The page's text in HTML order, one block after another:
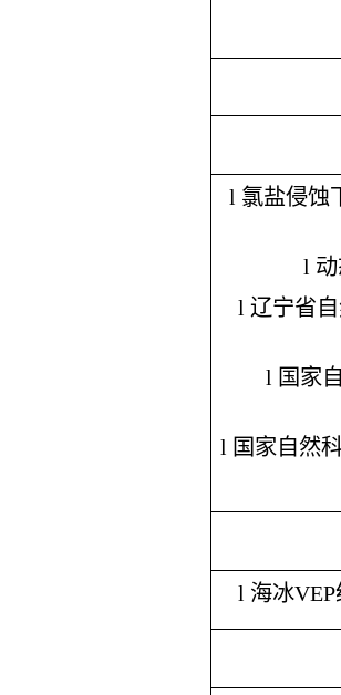
l 氯盐侵蚀
l
l 辽宁省
l 国家
l 国家自然
l 海冰